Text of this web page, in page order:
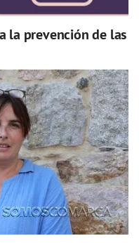
la prevención de las